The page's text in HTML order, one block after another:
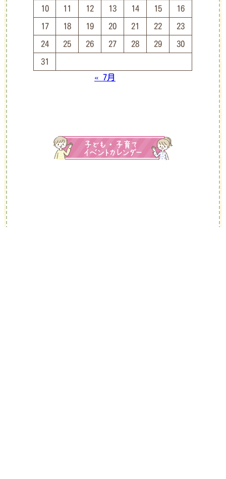
10 11 12 13 14 15 16
17 18 19 20 21 22 23
24 25 26 27 28 29 30
31
« 7月